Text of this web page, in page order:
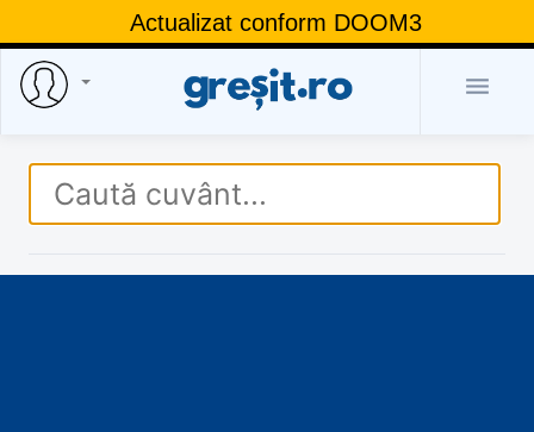
Actualizat conform DOOM3
